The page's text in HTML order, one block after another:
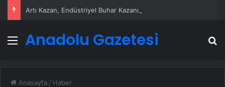
Menü
Anadolu Gazetesi
Anasayfa / Haber